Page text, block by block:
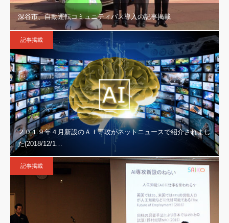
深谷市、自動運転コミュニティバス導入の記事掲載
記事掲載
２０１９年４月新設のＡＩ専攻がネットニュースで紹介されまし
た(2018/12/1…
記事掲載